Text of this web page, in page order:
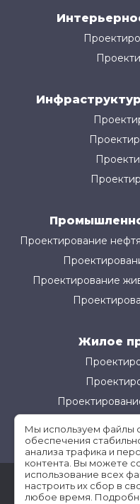
Проектирование
Проектирование
Жилое
©АМ-Проект
Мы используем файлы
обеспечения
анализа трафика и
контента. Вы можете
использование всех
настроить их сбор в
любое время.